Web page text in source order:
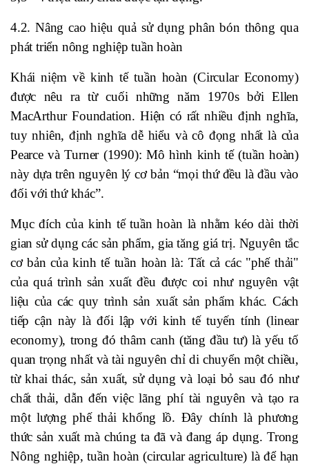
4.2. Nâng cao hiệu quả sử dụng phân bón thông qua
phát triển nông nghiệp tuần hoàn
Khái niệm về kinh tế tuần hoàn (Circular Economy)
được nêu ra từ cuối những năm 1970s bởi Ellen
MacArthur Foundation. Hiện có rất nhiều định nghĩa,
tuy nhiên, định nghĩa dễ hiểu và cô đọng nhất là của
Pearce và Turner (1990): Mô hình kinh tế (tuần hoàn)
này dựa trên nguyên lý cơ bản “mọi thứ đều là đầu vào
đối với thứ khác”.
Mục đích của kinh tế tuần hoàn là nhằm kéo dài thời
gian sử dụng các sản phẩm, gia tăng giá trị. Nguyên tắc
cơ bản của kinh tế tuần hoàn là: Tất cả các "phế thải"
của quá trình sản xuất đều được coi như nguyên vật
liệu của các quy trình sản xuất sản phẩm khác. Cách
tiếp cận này là đối lập với kinh tế tuyến tính (linear
economy), trong đó thâm canh (tăng đầu tư) là yếu tố
quan trọng nhất và tài nguyên chỉ di chuyển một chiều,
từ khai thác, sản xuất, sử dụng và loại bỏ sau đó như
chất thải, dẫn đến việc lãng phí tài nguyên và tạo ra
một lượng phế thải khổng lồ. Đây chính là phương
thức sản xuất mà chúng ta đã và đang áp dụng. Trong
Nông nghiệp, tuần hoàn (circular agriculture) là để hạn